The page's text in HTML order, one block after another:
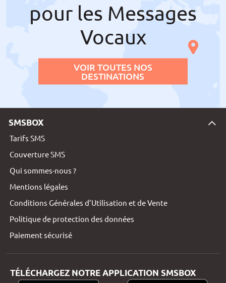
pour les Messages
Vocaux
VOIR TOUTES NOS
DESTINATIONS
SMSBOX
Tarifs SMS
Couverture SMS
Qui sommes-nous ?
Mentions légales
Conditions Générales d’Utilisation et de Vente
Politique de protection des données
Paiement sécurisé
TÉLÉCHARGEZ NOTRE APPLICATION SMSBOX